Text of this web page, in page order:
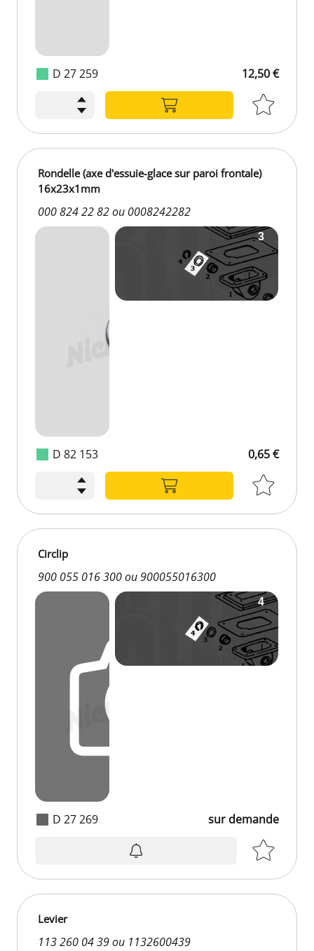
D 27 259 12,50 €
D 82 153
Rondelle (axe d'essuie-glace sur paroi frontale)
16x23x1mm
000 824 22 82 ou 0008242282
0,65 €
D 27 269
Circlip
900 055 016 300 ou 900055016300
sur demande
Levier
113 260 04 39 ou 1132600439